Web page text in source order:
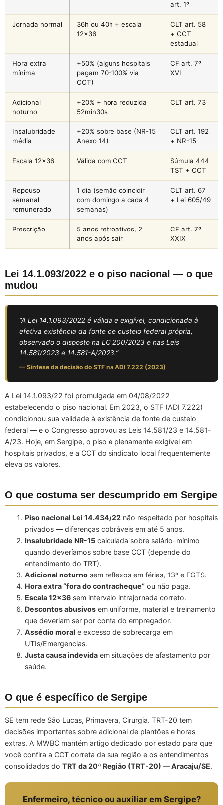
art. 1º
Jornada normal
36h ou 40h + escala
12×36
CLT art. 58
+ CCT
estadual
Hora extra
mínima
+50% (alguns hospitais
pagam 70-100% via
CCT)
CF art. 7º
XVI
Adicional
noturno
+20% + hora reduzida
52min30s
CLT art. 73
Insalubridade
média
+20% sobre base (NR-15
Anexo 14)
CLT art. 192
+ NR-15
Escala 12×36 Válida com CCT
Súmula 444
TST + CCT
Repouso
semanal
remunerado
1 dia (semão coincidir
com domingo a cada 4
semanas)
CLT art. 67
+ Lei 605/49
Prescrição
5 anos retroativos, 2
anos após sair
CF art. 7º
XXIX
Lei 14.1.093/2022 e o piso nacional — o que
mudou
“A Lei 14.1.093/2022 é válida e exigível, condicionada à
efetiva existência da fonte de custeio federal própria,
observado o disposto na LC 200/2023 e nas Leis
14.581/2023 e 14.581-A/2023.”
— Síntese da decisão do STF na ADI 7.222 (2023)
A Lei 14.1.093/22 foi promulgada em 04/08/2022
estabelecendo o piso nacional. Em 2023, o STF (ADI 7.222)
condicionou sua validade à existência de fonte de custeio
federal — e o Congresso aprovou as Leis 14.581/23 e 14.581-
A/23. Hoje, em Sergipe, o piso é plenamente exigível em
hospitais privados, e a CCT do sindicato local frequentemente
eleva os valores.
O que costuma ser descumprido em Sergipe
Piso nacional Lei 14.434/22 não respeitado por hospitais
privados — diferenças cobráveis em até 5 anos.
Insalubridade NR-15 calculada sobre salário-mínimo
quando deveríamos sobre base CCT (depende do
entendimento do TRT).
Adicional noturno sem reflexos em férias, 13º e FGTS.
Hora extra “fora do contracheque” ou não paga.
Escala 12×36 sem intervalo intrajornada correto.
Descontos abusivos em uniforme, material e treinamento
que deveriam ser por conta do empregador.
Assédio moral e excesso de sobrecarga em
UTIs/Emergencias.
Justa causa indevida em situações de afastamento por
saúde.
O que é específico de Sergipe
SE tem rede São Lucas, Primavera, Cirurgia. TRT-20 tem
decisões importantes sobre adicional de plantões e horas
extras. A MWBC mantém artigo dedicado por estado para que
você confira a CCT correta da sua região e os entendimentos
consolidados do TRT da 20ª Região (TRT-20) — Aracaju/SE.
Enfermeiro, técnico ou auxiliar em Sergipe?